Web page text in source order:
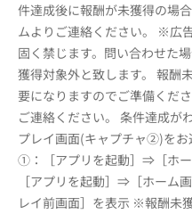
件達成後に報酬が未獲得の場
ムよりご連絡ください。 ※広
固く禁じます。問い合わせた
獲得対象外と致します。 報酬
要になりますのでご準備くだ
ご連絡ください。 条件達成
プレイ画面(キャプチャ②)をお
①：［アプリを起動］⇒［ホ
［アプリを起動］⇒［ホー
レイ前画面］を表示 ※報酬未